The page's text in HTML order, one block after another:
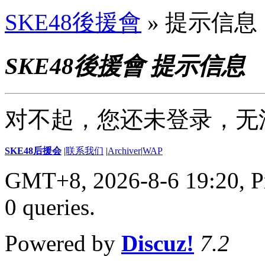
SKE48後援會 » 提示信息
SKE48後援會 提示信息
对不起，您还未登录，
SKE48后援会 |联系我们 |Archiver|WAP
GMT+8, 2026-8-6 19:20,
0 queries.
Powered by Discuz! 7.2